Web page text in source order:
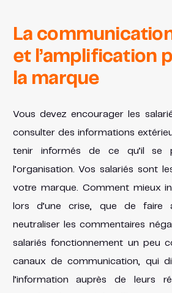
La
et l’amplification
la marque
Vous devez encourager les
consulter des informations
tenir informés de ce qu’il se
l’organisation. Vos salariés sont
votre marque. Comment mieux
lors d’une crise, que de
neutraliser les commentaires
salariés fonctionnement un peu
canaux de communication, qui
l’information auprès de leurs